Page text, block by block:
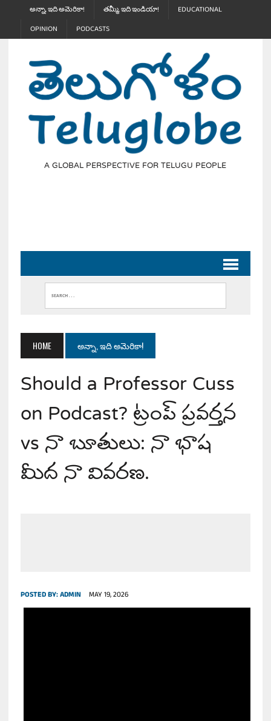
అన్నా, ఇది అమెరికా! తమ్మీ, ఇది ఇండియా!
EDUCATIONAL
OPINION
PODCASTS
A GLOBAL PERSPECTIVE FOR TELUGU PEOPLE
HOME అన్నా, ఇది అమెరికా!
Should a Professor Cuss
on Podcast? ట్రంప్ ప్రవర్తన
vs నా బూతులు: నా భాష
మీద నా వివరణ.
POSTED BY:ADMIN MAY 19, 2026